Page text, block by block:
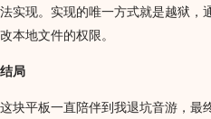
法实现。实现的唯一方式就是越狱，
改本地文件的权限。
结局
这块平板一直陪伴到我退坑音游，最